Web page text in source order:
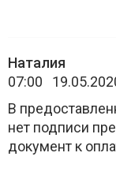
Наталия
07:00
В
нет подписи
документ к